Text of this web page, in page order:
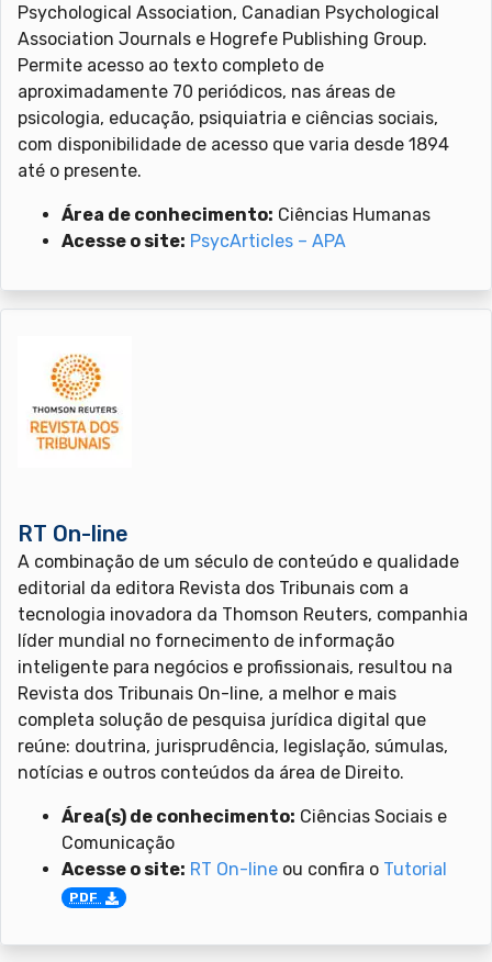
Psychological Association, Canadian Psychological
Association Journals e Hogrefe Publishing Group.
Permite acesso ao texto completo de
aproximadamente 70 periódicos, nas áreas de
psicologia, educação, psiquiatria e ciências sociais,
com disponibilidade de acesso que varia desde 1894
até o presente.
Área de conhecimento: Ciências Humanas
Acesse o site: PsycArticles – APA
RT On-line
A combinação de um século de conteúdo e qualidade
editorial da editora Revista dos Tribunais com a
tecnologia inovadora da Thomson Reuters, companhia
líder mundial no fornecimento de informação
inteligente para negócios e profissionais, resultou na
Revista dos Tribunais On-line, a melhor e mais
completa solução de pesquisa jurídica digital que
reúne: doutrina, jurisprudência, legislação, súmulas,
notícias e outros conteúdos da área de Direito.
Área(s) de conhecimento: Ciências Sociais e
Comunicação
Acesse o site: RT On-line ou confira o Tutorial
PDF